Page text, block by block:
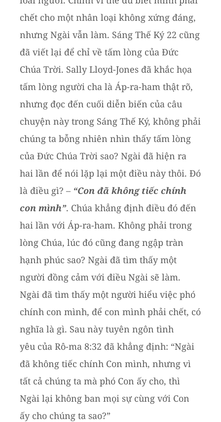
chết cho một nhân loại không xứng đáng,
nhưng Ngài vẫn làm. Sáng Thế Ký 22 cũng
đã viết lại để chỉ về tấm lòng của Đức
Chúa Trời. Sally Lloyd-Jones đã khắc họa
tấm lòng người cha là Áp-ra-ham thật rõ,
nhưng đọc đến cuối diễn biến của câu
chuyện này trong Sáng Thế Ký, không phải
chúng ta bỗng nhiên nhìn thấy tấm lòng
của Đức Chúa Trời sao? Ngài đã hiện ra
hai lần để nói lặp lại một điều này thôi. Đó
là điều gì? – “Con đã không tiếc chính
con mình”. Chúa khẳng định điều đó đến
hai lần với Áp-ra-ham. Không phải trong
lòng Chúa, lúc đó cũng đang ngập tràn
hạnh phúc sao? Ngài đã tìm thấy một
người đồng cảm với điều Ngài sẽ làm.
Ngài đã tìm thấy một người hiểu việc phó
chính con mình, để con mình phải chết, có
nghĩa là gì. Sau này tuyên ngôn tình
yêu của Rô-ma 8:32 đã khẳng định: “Ngài
đã không tiếc chính Con mình, nhưng vì
tất cả chúng ta mà phó Con ấy cho, thì
Ngài lại không ban mọi sự cùng với Con
ấy cho chúng ta sao?”